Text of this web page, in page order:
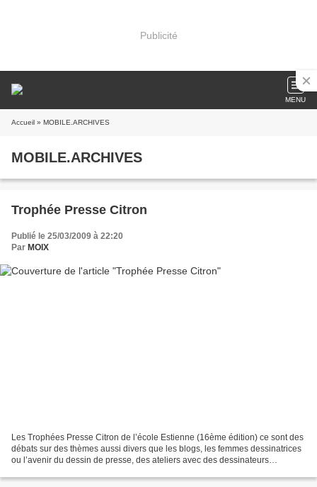
Publicité
MENU
Accueil » MOBILE.ARCHIVES
MOBILE.ARCHIVES
Trophée Presse Citron
Publié le 25/03/2009 à 22:20
Par MOIX
Les Trophées Presse Citron de l’école Estienne (16ème édition) ce sont des
débats sur des thèmes aussi divers que les blogs, les femmes dessinatrices
ou l’avenir du dessin de presse, des ateliers avec des dessinateurs